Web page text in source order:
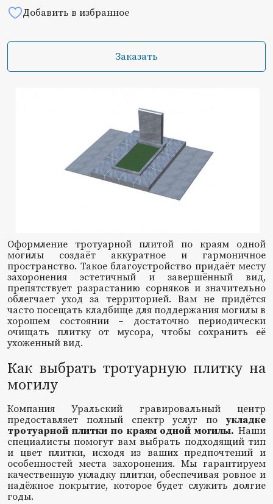
Добавить в избранное
Заказать
Оформление тротуарной плитой по краям одной
могилы создаёт аккуратное и гармоничное
пространство. Такое благоустройство придаёт месту
захоронения эстетичный и завершённый вид,
препятствует разрастанию сорняков и значительно
облегчает уход за территорией. Вам не придётся
часто посещать кладбище для поддержания могилы в
хорошем состоянии – достаточно периодически
очищать плитку от мусора, чтобы сохранить её
ухоженный вид.
Как выбрать тротуарную плитку на
могилу
Компания Уральский гравировальный центр
предоставляет полный спектр услуг по укладке
тротуарной плитки по краям одной могилы. Наши
специалисты помогут вам выбрать подходящий тип
и цвет плитки, исходя из ваших предпочтений и
особенностей места захоронения. Мы гарантируем
качественную укладку плитки, обеспечивая ровное и
надёжное покрытие, которое будет служить долгие
годы.